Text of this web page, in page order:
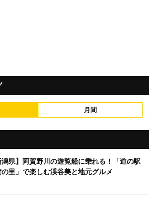
月間
潟県】阿賀野川の遊覧船に乗れる！「道の駅
の里」で楽しむ渓谷美と地元グルメ